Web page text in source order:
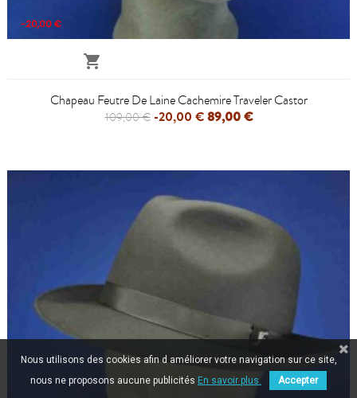
-20,00 €

Chapeau Feutre De Laine Cachemire Traveler Castor
109,00 € -20,00 €89,00 €
Nous utilisons des cookies afin d améliorer votre navigation sur ce site,
nous ne proposons aucune publicités En savoir plus. Accepter